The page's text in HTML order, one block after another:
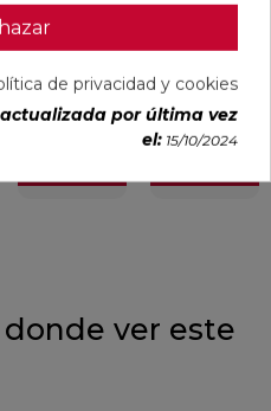
/m²
(IVA
incl.)
/m²
incl.)
ver este
de privacidad y cookies
por última vez
el: 15/10/2024